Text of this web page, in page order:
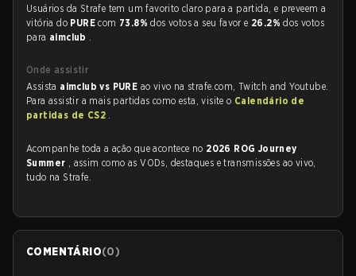
Usuários da Strafe tem um favorito claro para a partida, e preveem a
vitória do PUREcom 73.8%dos votos a seu favor e 26.2%dos votos
para aimclub .
Onde assistir
Assista aimclub vs PURE ao vivo na strafe.com, Twitch and Youtube.
Para assistir a mais partidas como esta, visite o Calendário de
partidas de CS2 .
Acompanhe toda a ação que acontece no 2026 ROG Journey
Summer , assim como as VODs, destaques e transmissões ao vivo,
tudo na Strafe.
COMENTÁRIO(0)